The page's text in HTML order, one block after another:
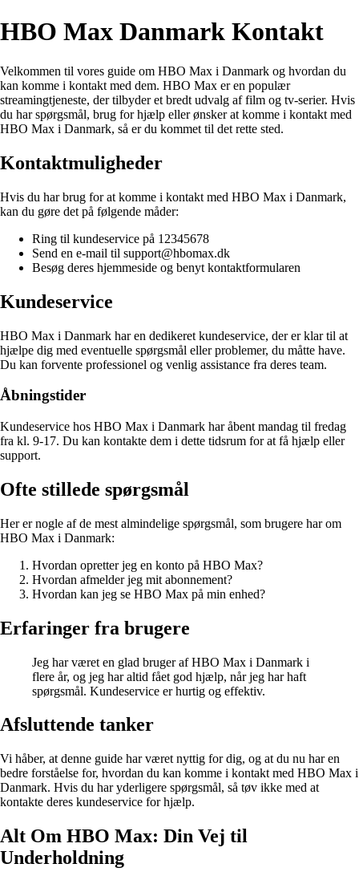
HBO Max Danmark Kontakt
Velkommen til vores guide om HBO Max i Danmark og hvordan du
kan komme i kontakt med dem. HBO Max er en populær
streamingtjeneste, der tilbyder et bredt udvalg af film og tv-serier. Hvis
du har spørgsmål, brug for hjælp eller ønsker at komme i kontakt med
HBO Max i Danmark, så er du kommet til det rette sted.
Kontaktmuligheder
Hvis du har brug for at komme i kontakt med HBO Max i Danmark,
kan du gøre det på følgende måder:
Ring til kundeservice på 12345678
Send en e-mail til support@hbomax.dk
Besøg deres hjemmeside og benyt kontaktformularen
Kundeservice
HBO Max i Danmark har en dedikeret kundeservice, der er klar til at
hjælpe dig med eventuelle spørgsmål eller problemer, du måtte have.
Du kan forvente professionel og venlig assistance fra deres team.
Åbningstider
Kundeservice hos HBO Max i Danmark har åbent mandag til fredag
fra kl. 9-17. Du kan kontakte dem i dette tidsrum for at få hjælp eller
support.
Ofte stillede spørgsmål
Her er nogle af de mest almindelige spørgsmål, som brugere har om
HBO Max i Danmark:
Hvordan opretter jeg en konto på HBO Max?
Hvordan afmelder jeg mit abonnement?
Hvordan kan jeg se HBO Max på min enhed?
Erfaringer fra brugere
Jeg har været en glad bruger af HBO Max i Danmark i
flere år, og jeg har altid fået god hjælp, når jeg har haft
spørgsmål. Kundeservice er hurtig og effektiv.
Afsluttende tanker
Vi håber, at denne guide har været nyttig for dig, og at du nu har en
bedre forståelse for, hvordan du kan komme i kontakt med HBO Max i
Danmark. Hvis du har yderligere spørgsmål, så tøv ikke med at
kontakte deres kundeservice for hjælp.
Alt Om HBO Max: Din Vej til
Underholdning